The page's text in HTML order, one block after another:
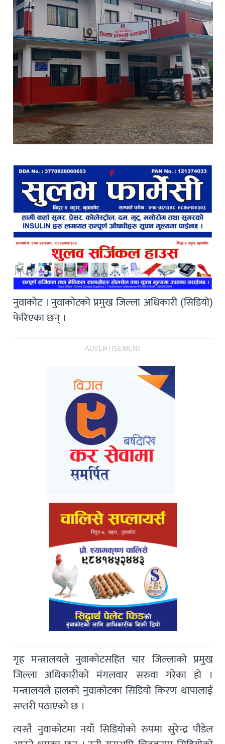
नुवाकोट । नुवाकोटको प्रमुख जिल्ला अधिकारी (सिडियो)
फेरिएका छन् ।
ADVERTISEMENT
गृह मन्त्रालयले नुवाकोटसहित चार जिल्लाको प्रमुख
जिल्ला अधिकारीको मंगलवार सरुवा गरेका हो ।
मन्त्रालयले हालको नुवाकोटका सिडियो किरण थापालाई
सप्तरी पठाएको छ ।
त्यस्तै नुवाकोटमा नयाँ सिडियोको रुपमा सुरेन्द्र पौडेल